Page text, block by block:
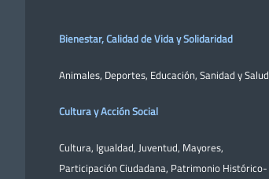
Bienestar, Calidad de Vida y Solidaridad
Animales, Deportes, Educación, Sanidad y Salud
Cultura y Acción Social
Cultura, Igualdad, Juventud, Mayores,
Participación Ciudadana, Patrimonio Histórico-